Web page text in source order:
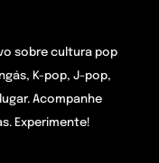
sobre cultura pop
K-pop, J-pop,
Acompanhe
Experimente!